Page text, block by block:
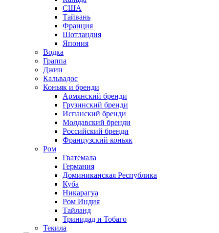
США
Тайвань
Франция
Шотландия
Япония
Водка
Граппа
Джин
Кальвадос
Коньяк и бренди
Армянский бренди
Грузинский бренди
Испанский бренди
Молдавский бренди
Российский бренди
Французский коньяк
Ром
Гватемала
Германия
Доминиканская Республика
Куба
Никарагуа
Ром Индия
Тайланд
Тринидад и Тобаго
Текила